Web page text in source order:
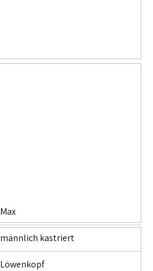
Max
männlich kastriert
Löwenkopf